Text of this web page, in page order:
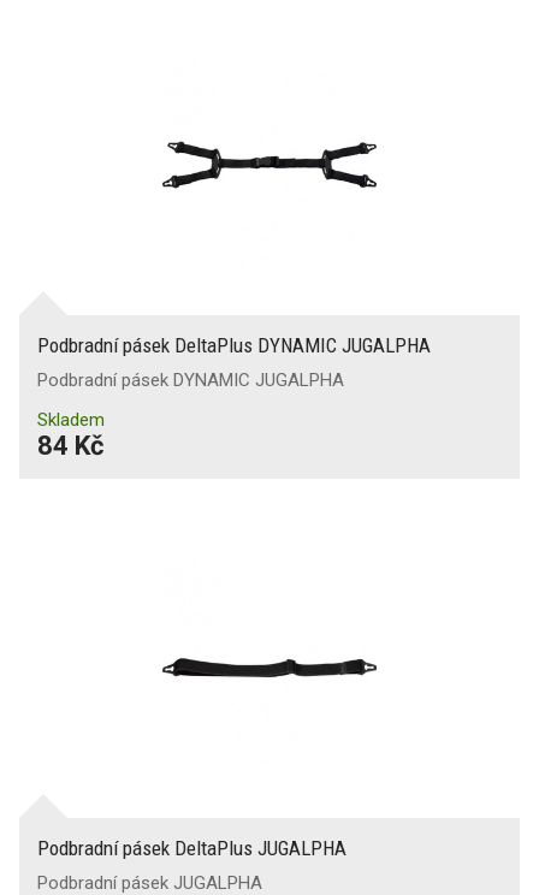
Podbradní pásek DeltaPlus DYNAMIC JUGALPHA
Podbradní pásek DYNAMIC JUGALPHA
Skladem
84 Kč
Podbradní pásek DeltaPlus JUGALPHA
Podbradní pásek JUGALPHA